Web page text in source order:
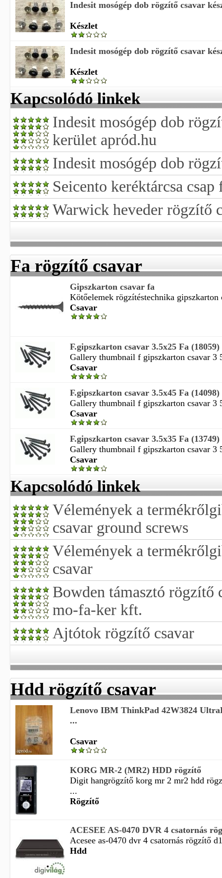
Indesit mosógép dob rögzítő csavar
Készlet
Indesit mosógép dob rögzítő csavar
Készlet
Kapcsolódó linkek
Indesit mosógép dob
kerület apród.hu
Indesit mosógép dob
Seicento keréktárcsa
Warwick heveder rögzítő
Fa rögzítő csavar
Gipszkarton csavar fa
Kötőelemek rögzítéstechnika gipszkarton
Csavar
F.gipszkarton csavar 3.5x25 Fa (18059)
Gallery thumbnail f gipszkarton csavar 3
Csavar
F.gipszkarton csavar 3.5x45 Fa (14098)
Gallery thumbnail f gipszkarton csavar 3
Csavar
F.gipszkarton csavar 3.5x35 Fa (13749)
Gallery thumbnail f gipszkarton csavar 3
Csavar
Kapcsolódó linkek
Vélemények a
csavar ground screws
Vélemények a
csavar
Bowden támasztó rögzítő
mo-fa-ker kft.
Ajtótok rögzítő csavar
Hdd rögzítő csavar
Lenovo IBM ThinkPad 42W3824
...
Csavar
KORG MR-2 (MR2) HDD rögzítő
Digit hangrögzítő korg mr 2 mr2 hdd
...
Rögzítő
ACESEE AS-0470 DVR 4 csatornás
Acesee as-0470 dvr 4 csatornás rögzítő
Hdd